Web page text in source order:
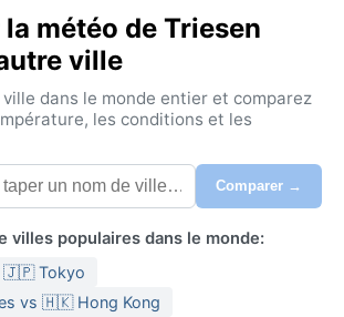
appartient à la catégorie
Les étés sont doux et agréables,
maximales autour de 22 °C en
les hivers sont froids mais rarement
oscillant autour de 0 °C en
sont réparties sur toute
léger pic estival dû aux orages.
peut survenir au printemps et
des journées
douces. Pour une visite, mieux
météo de Triesen
ville
ville dans le monde entier et comparez
les conditions et les
Comparer →
villes populaires dans le monde:
🇯🇵 Tokyo
vs 🇭🇰 Hong Kong